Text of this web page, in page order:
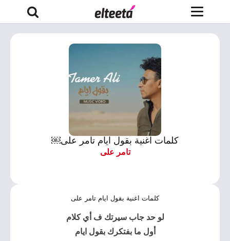
كلمات اغنية بقول ايام تامر على￼
تامر على
كلمات اغنية بقول ايام تامر على
لو حد جاب سيرتك ف أي كلام
أول ما بفتكركبقول ايام